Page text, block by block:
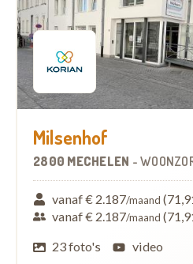
Milsenhof
2800 MECHELEN -
vanaf € 2.187/maand
vanaf € 2.187/maand
23 foto's
video